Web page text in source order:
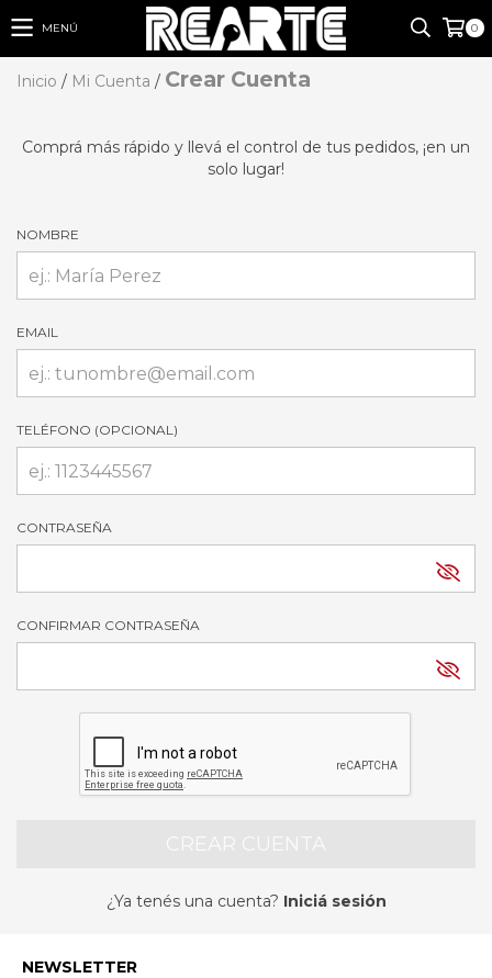
MENÚ 0
Inicio / Mi Cuenta / Crear Cuenta
Comprá más rápido y llevá el control de tus pedidos, ¡en un
solo lugar!
NOMBRE
EMAIL
TELÉFONO (OPCIONAL)
CONTRASEÑA
CONFIRMAR CONTRASEÑA
¿Ya tenés una cuenta? Iniciá sesión
NEWSLETTER